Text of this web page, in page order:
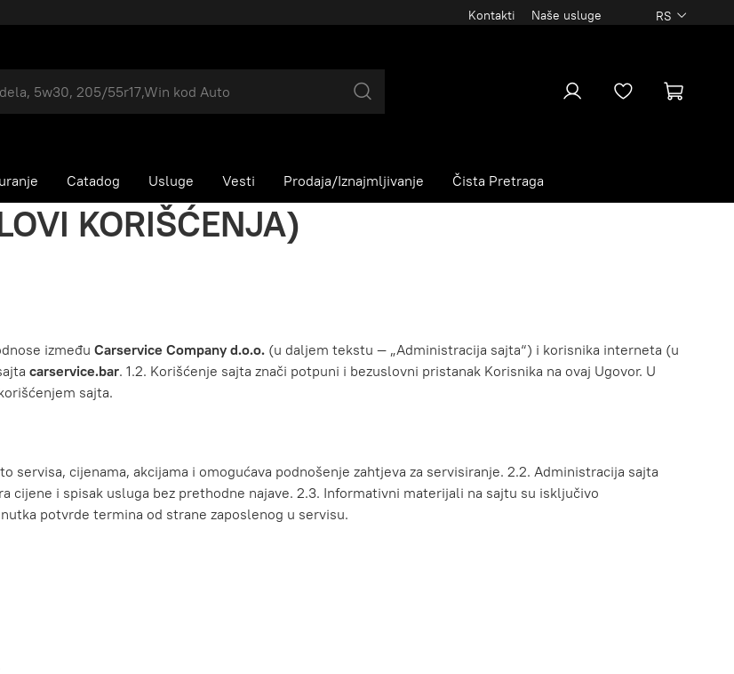
Kontakti Naše usluge RS
Catadog Usluge Vesti Prodaja/Iznajmljivanje Čista Pretraga
KORIŠĆENJA)
između Carservice Company d.o.o. (u daljem tekstu — „Administracija sajta“) i korisnika interneta (u
carservice.bar. 1.2. Korišćenje sajta znači potpuni i bezuslovni pristanak Korisnika na ovaj Ugovor. U
sajta.
servisa, cijenama, akcijama i omogućava podnošenje zahtjeva za servisiranje. 2.2. Administracija sajta
cijene i spisak usluga bez prethodne najave. 2.3. Informativni materijali na sajtu su isključivo
potvrde termina od strane zaposlenog u servisu.